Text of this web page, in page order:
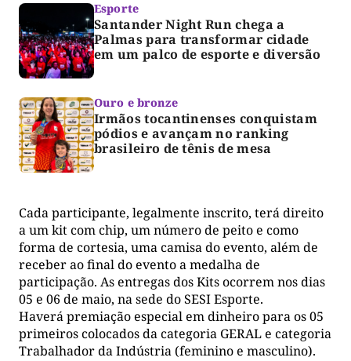
Esporte
Santander Night Run chega a
Palmas para transformar cidade
em um palco de esporte e diversão
Ouro e bronze
Irmãos tocantinenses conquistam
pódios e avançam no ranking
brasileiro de tênis de mesa
Cada participante, legalmente inscrito, terá direito
a um kit com chip, um número de peito e como
forma de cortesia, uma camisa do evento, além de
receber ao final do evento a medalha de
participação. As entregas dos Kits ocorrem nos dias
05 e 06 de maio, na sede do SESI Esporte.
Haverá premiação especial em dinheiro para os 05
primeiros colocados da categoria GERAL e categoria
Trabalhador da Indústria (feminino e masculino).